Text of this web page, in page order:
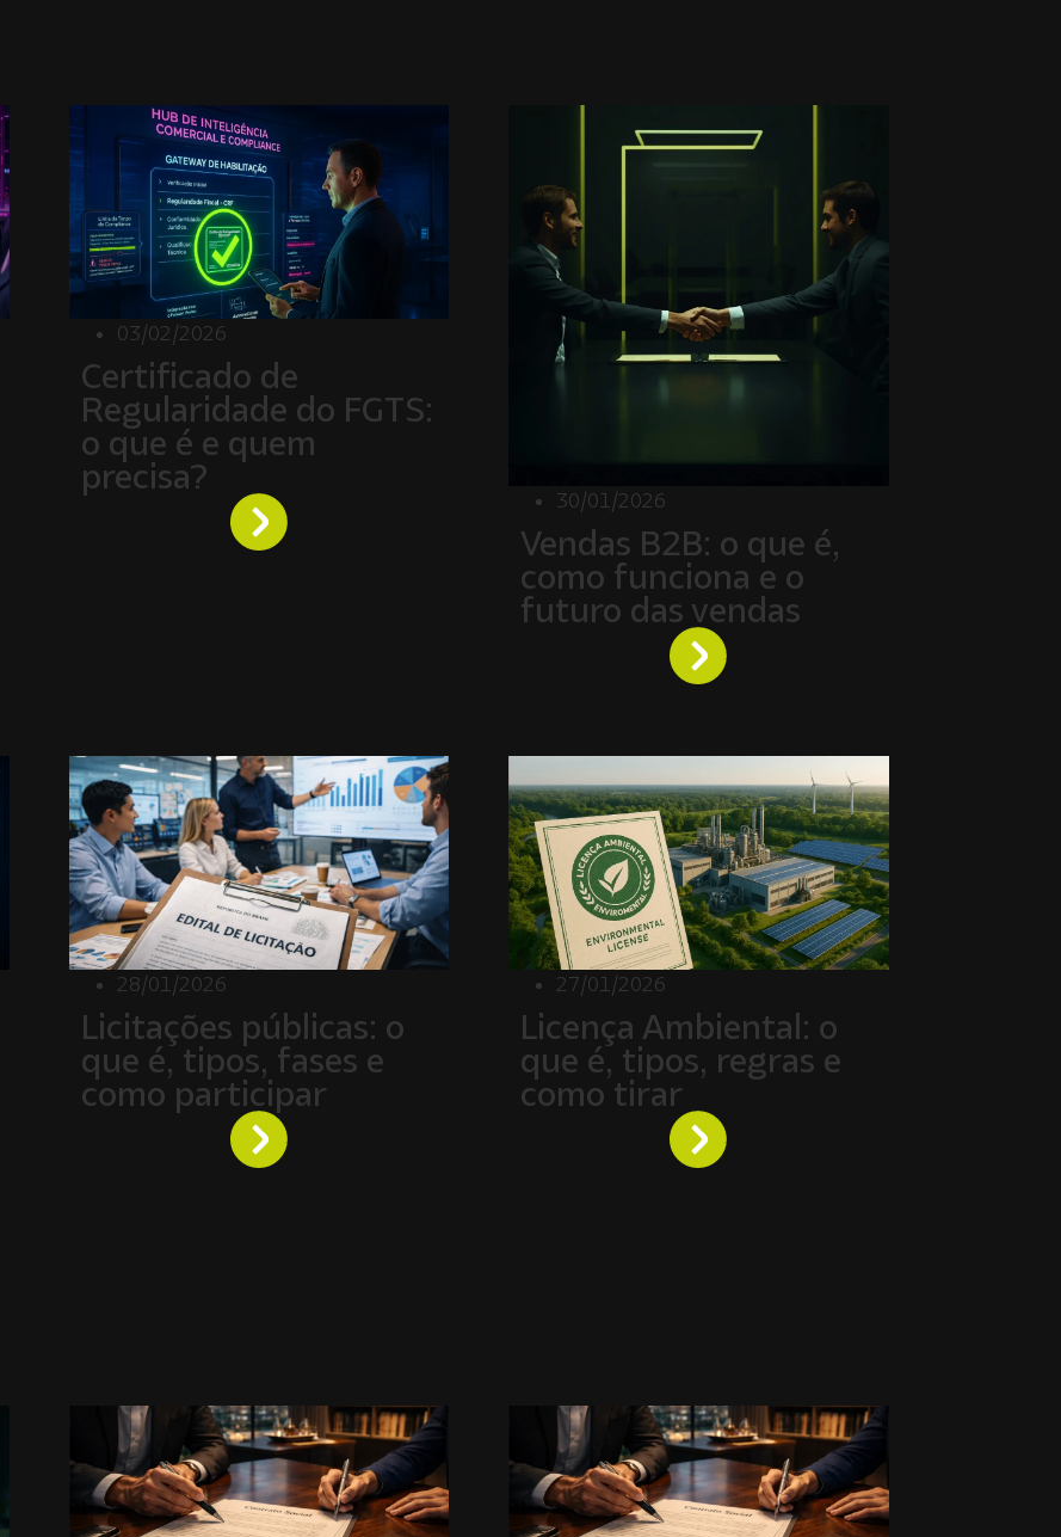
03/02/2026
Certificado de
Regularidade do FGTS:
o que é e quem
precisa?
30/01/2026
Vendas B2B: o que é,
como funciona e o
futuro das vendas
28/01/2026
Licitações públicas: o
que é, tipos, fases e
como participar
27/01/2026
Licença Ambiental: o
que é, tipos, regras e
como tirar